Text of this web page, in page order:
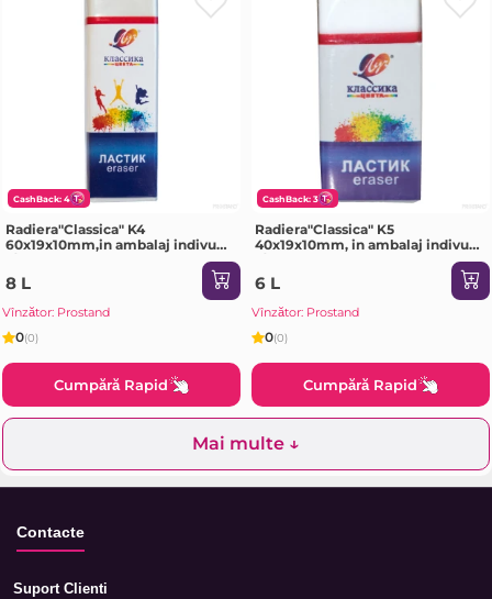
CashBack: 4
Radiera"Сlassica" K4
60x19x10mm,in ambalaj indivual
8 L
Vînzător: Prostand
0(0)
Cumpără Rapid
CashBack: 3
Radiera"Сlassica" K5
40x19x10mm, in ambalaj indivual
6 L
Vînzător: Prostand
0(0)
Cumpără Rapid
Mai multe ↓
Contacte
Suport Clienti